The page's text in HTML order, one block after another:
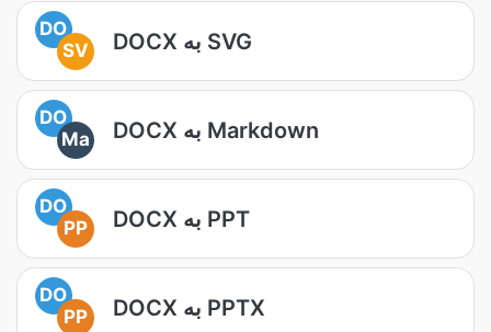
DO
SV
DOCX به SVG
DO
Ma
DOCX به Markdown
DO
PP
DOCX به PPT
DO
PP
DOCX به PPTX